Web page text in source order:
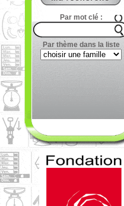
Par mot clé :
Par thème dans la liste